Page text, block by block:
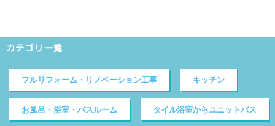
カテゴリ一覧
フルリフォーム・リノベーション工事 キッチン
お風呂・浴室・バスルーム タイル浴室からユニットバス